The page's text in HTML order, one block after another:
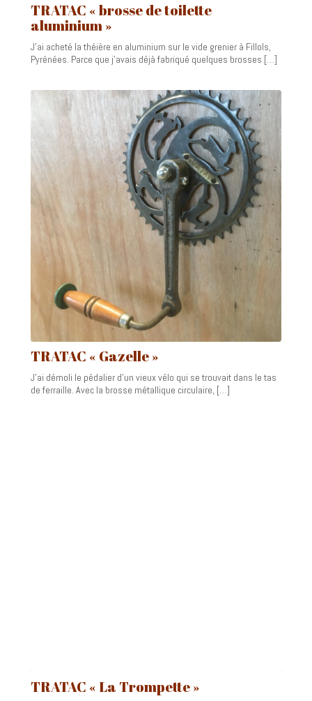
TRATAC « brosse de toilette
aluminium »
J’ai acheté la théière en aluminium sur le vide grenier à Fillols,
Pyrénées. Parce que j’avais déjà fabriqué quelques brosses […]
TRATAC « Gazelle »
J’ai démoli le pédalier d’un vieux vélo qui se trouvait dans le tas
de ferraille. Avec la brosse métallique circulaire, […]
TRATAC « La Trompette »